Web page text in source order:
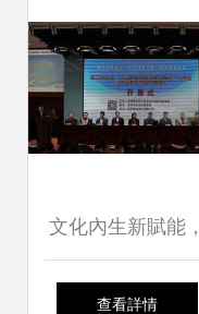
文化內生新賦能，
課程再造育未來
查看詳情